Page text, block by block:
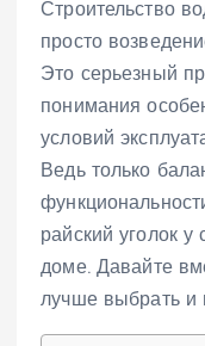
Строительство
просто
Это серьезный
понимания
условий
Ведь только
райский уголок
доме. Давайте
лучше выбрать и